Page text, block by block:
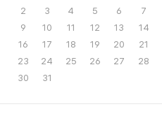
2
3 4 5 6 7
9
10 11 12 13 14
16
17 18 19 20 21
23
24 25 26 27 28
30
31